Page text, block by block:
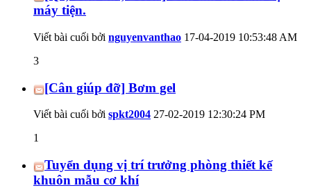
máy tiện.
Viết bài cuối bởi nguyenvanthao 17-04-2019 10:53:48 AM
3
[Cân giúp đỡ] Bơm gel
Viết bài cuối bởi spkt2004 27-02-2019 12:30:24 PM
1
Tuyển dụng vị trí trưởng phòng thiết kế
khuôn mẫu cơ khí